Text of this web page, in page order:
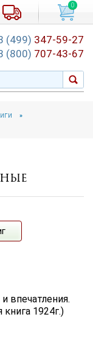
»
впечатления.
книга 1924г.)
0
(499) 347-59-27
(800) 707-43-67